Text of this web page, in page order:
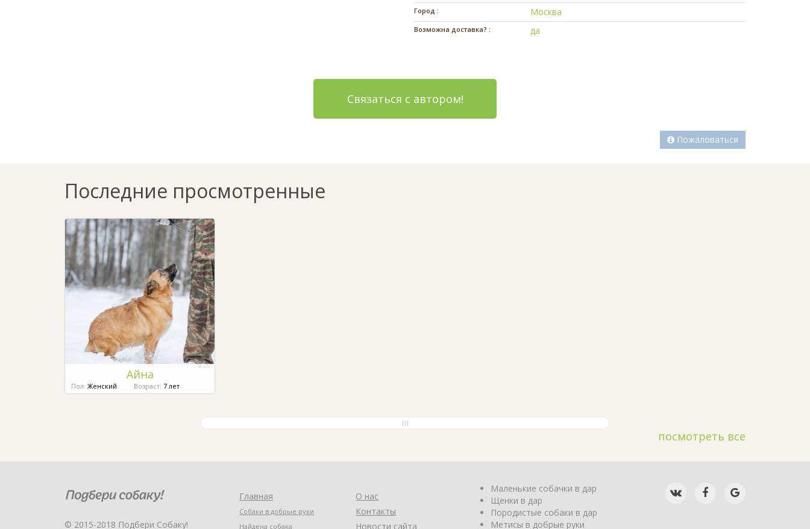
Город : Москва
Возможна доставка? : да
Связаться с автором!
Пожаловаться
Последние просмотренные
Айна
Пол: Женский Возраст: 7 лет
посмотреть все
© 2015-2018 Подбери Собаку!
Главная
Собаки в добрые руки
Найдена собака
О нас
Контакты
Новости сайта
Маленькие собачки в дар
Щенки в дар
Породистые собаки в дар
Метисы в добрые руки